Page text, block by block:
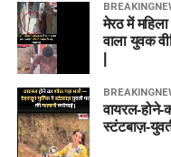
मेरठ में
वाला युवक
वायरल-होने-
स्टंटबाज़-